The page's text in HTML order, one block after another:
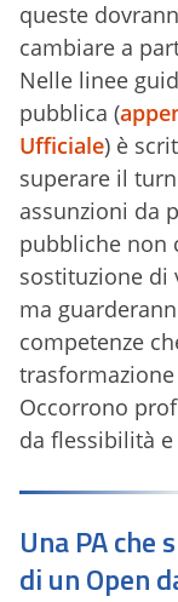
queste
cambiare a
Nelle linee
pubblica (
Ufficiale) è
superare il
assunzioni da
pubbliche non
sostituzione di
ma
competenze
trasformazione
Occorrono
da flessibilità
Una PA che
di un Open